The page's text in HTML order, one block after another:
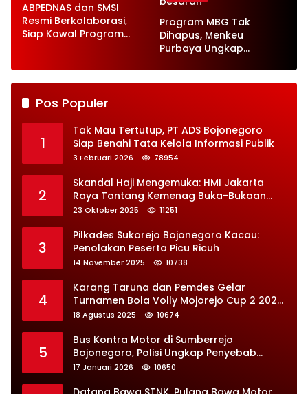
ABPEDNAS dan SMSI
Resmi Berkolaborasi,
Siap Kawal Program
Program MBG Tak
Dihapus, Menkeu
Purbaya Ungkap
Pos Populer
1
Tak Mau Tertutup, PT ADS Bojonegoro
Siap Benahi Tata Kelola Informasi Publik
3 Februari 2026 78954
2
Skandal Haji Mengemuka: HMI Jakarta
Raya Tantang Kemenag Buka-Bukaan
Soal Kontrak Syarekah Bermasalah
23 Oktober 2025 11251
3
Pilkades Sukorejo Bojonegoro Kacau:
Penolakan Peserta Picu Ricuh
14 November 2025 10738
4
Karang Taruna dan Pemdes Gelar
Turnamen Bola Volly Mojorejo Cup 2 2025,
Diikuti 28 Tim
18 Agustus 2025 10674
5
Bus Kontra Motor di Sumberrejo
Bojonegoro, Polisi Ungkap Penyebab
Kecelakaan
17 Januari 2026 10650